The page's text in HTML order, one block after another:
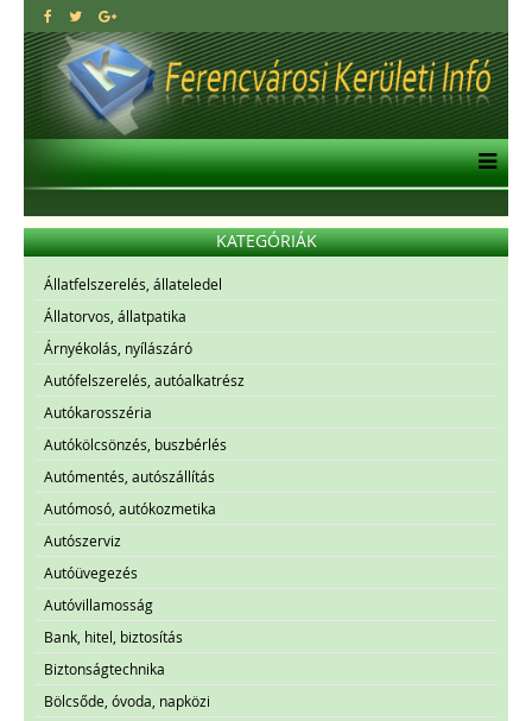
KATEGÓRIÁK
Állatfelszerelés, állateledel
Állatorvos, állatpatika
Árnyékolás, nyílászáró
Autófelszerelés, autóalkatrész
Autókarosszéria
Autókölcsönzés, buszbérlés
Autómentés, autószállítás
Autómosó, autókozmetika
Autószerviz
Autóüvegezés
Autóvillamosság
Bank, hitel, biztosítás
Biztonságtechnika
Bölcsőde, óvoda, napközi